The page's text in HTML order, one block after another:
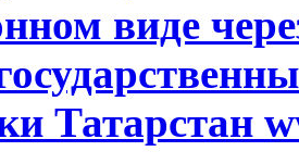
виде
Татарстан